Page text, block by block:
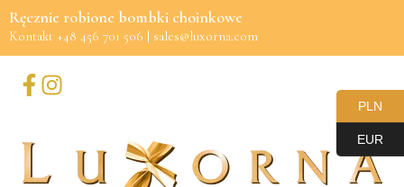
treści
Ręcznie robione bombki choinkowe
Kontakt +48 456 701 506 | sales@luxorna.com
PLN
EUR